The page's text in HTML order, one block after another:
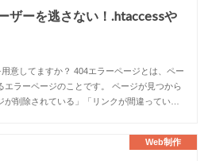
ザーを逃さない！.htaccessや
意してますか？ 404エラーページとは、ペー
エラーページのことです。 ページが見つから
削除されている」「リンクが間違ってい…
Web制作